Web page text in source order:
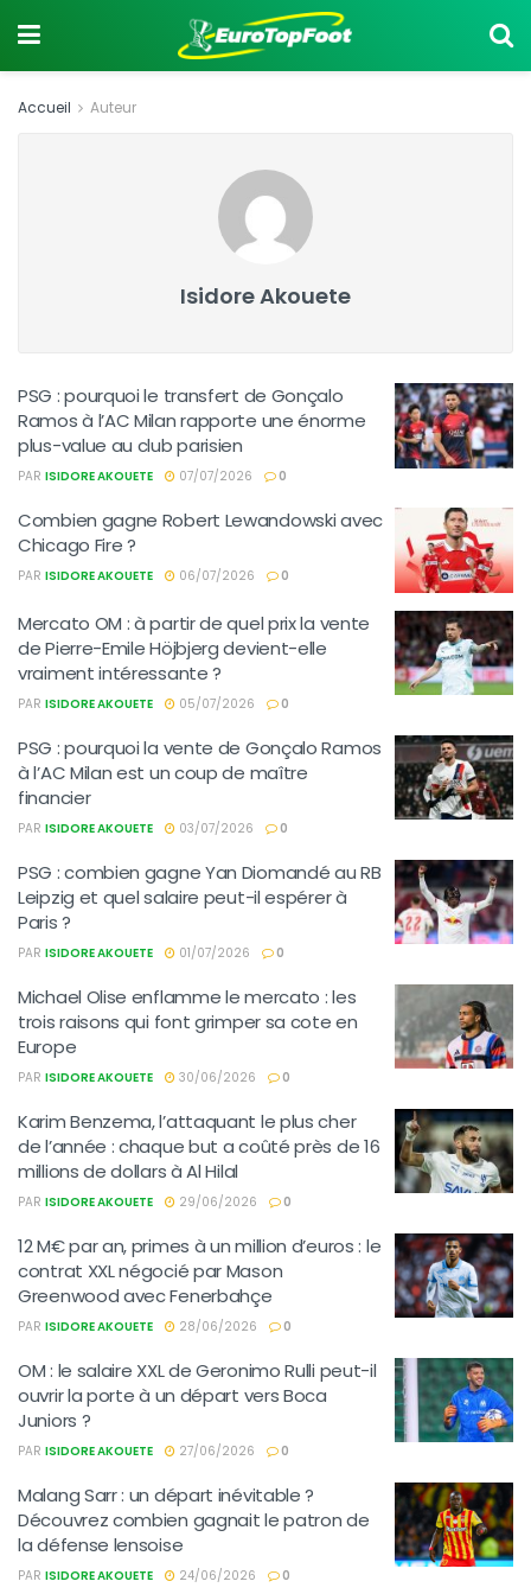
Accueil Auteur
Isidore Akouete
PSG : pourquoi le transfert de Gonçalo
Ramos à l’AC Milan rapporte une énorme
plus-value au club parisien
PAR ISIDORE AKOUETE 07/07/2026 0
Combien gagne Robert Lewandowski avec
Chicago Fire ?
PAR ISIDORE AKOUETE 06/07/2026 0
Mercato OM : à partir de quel prix la vente
de Pierre-Emile Höjbjerg devient-elle
vraiment intéressante ?
PAR ISIDORE AKOUETE 05/07/2026 0
PSG : pourquoi la vente de Gonçalo Ramos
à l’AC Milan est un coup de maître
financier
PAR ISIDORE AKOUETE 03/07/2026 0
PSG : combien gagne Yan Diomandé au RB
Leipzig et quel salaire peut-il espérer à
Paris ?
PAR ISIDORE AKOUETE 01/07/2026 0
Michael Olise enflamme le mercato : les
trois raisons qui font grimper sa cote en
Europe
PAR ISIDORE AKOUETE 30/06/2026 0
Karim Benzema, l’attaquant le plus cher
de l’année : chaque but a coûté près de 16
millions de dollars à Al Hilal
PAR ISIDORE AKOUETE 29/06/2026 0
12 M€ par an, primes à un million d’euros : le
contrat XXL négocié par Mason
Greenwood avec Fenerbahçe
PAR ISIDORE AKOUETE 28/06/2026 0
OM : le salaire XXL de Geronimo Rulli peut-il
ouvrir la porte à un départ vers Boca
Juniors ?
PAR ISIDORE AKOUETE 27/06/2026 0
Malang Sarr : un départ inévitable ?
Découvrez combien gagnait le patron de
la défense lensoise
PAR ISIDORE AKOUETE 24/06/2026 0